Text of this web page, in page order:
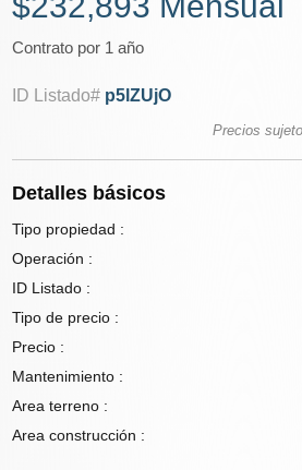
Contrato por 1 año
ID Listado# p5lZUjO
Precios
Detalles básicos
Tipo propiedad :
Operación :
ID Listado :
Tipo de precio :
Precio :
Mantenimiento :
Area terreno :
Area construcción :